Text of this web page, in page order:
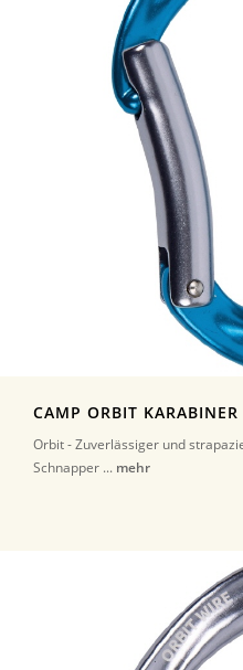
CAMP ORBIT KARABINER
Orbit - Zuverlässiger und
Schnapper ... mehr